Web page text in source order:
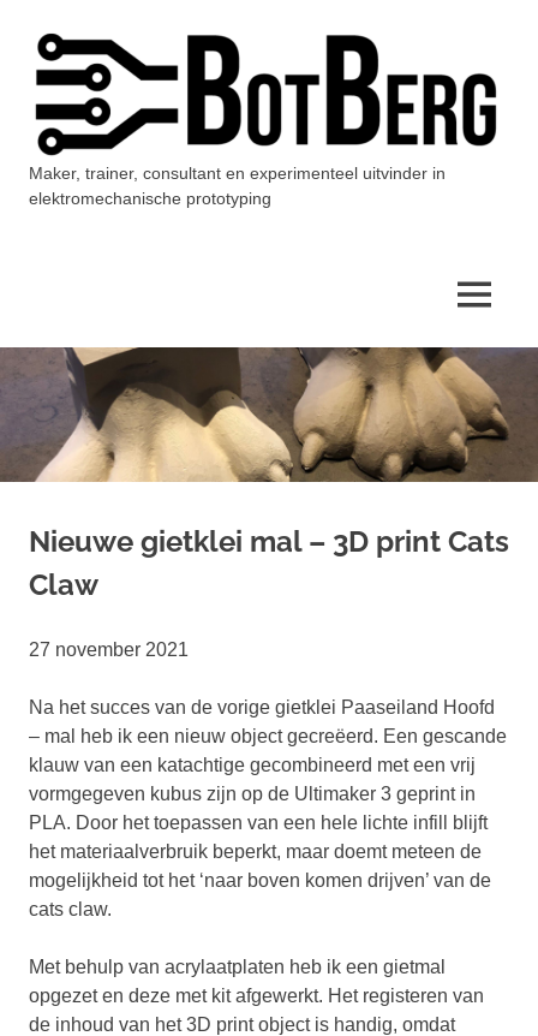
inhoud
BotBerg
Maker, trainer, consultant en experimenteel uitvinder in
elektromechanische prototyping
MENU
Nieuwe gietklei mal – 3D print Cats
Claw
27 november 2021
Na het succes van de vorige gietklei Paaseiland Hoofd
– mal heb ik een nieuw object gecreëerd. Een gescande
klauw van een katachtige gecombineerd met een vrij
vormgegeven kubus zijn op de Ultimaker 3 geprint in
PLA. Door het toepassen van een hele lichte infill blijft
het materiaalverbruik beperkt, maar doemt meteen de
mogelijkheid tot het ‘naar boven komen drijven’ van de
cats claw.
Met behulp van acrylaatplaten heb ik een gietmal
opgezet en deze met kit afgewerkt. Het registeren van
de inhoud van het 3D print object is handig, omdat